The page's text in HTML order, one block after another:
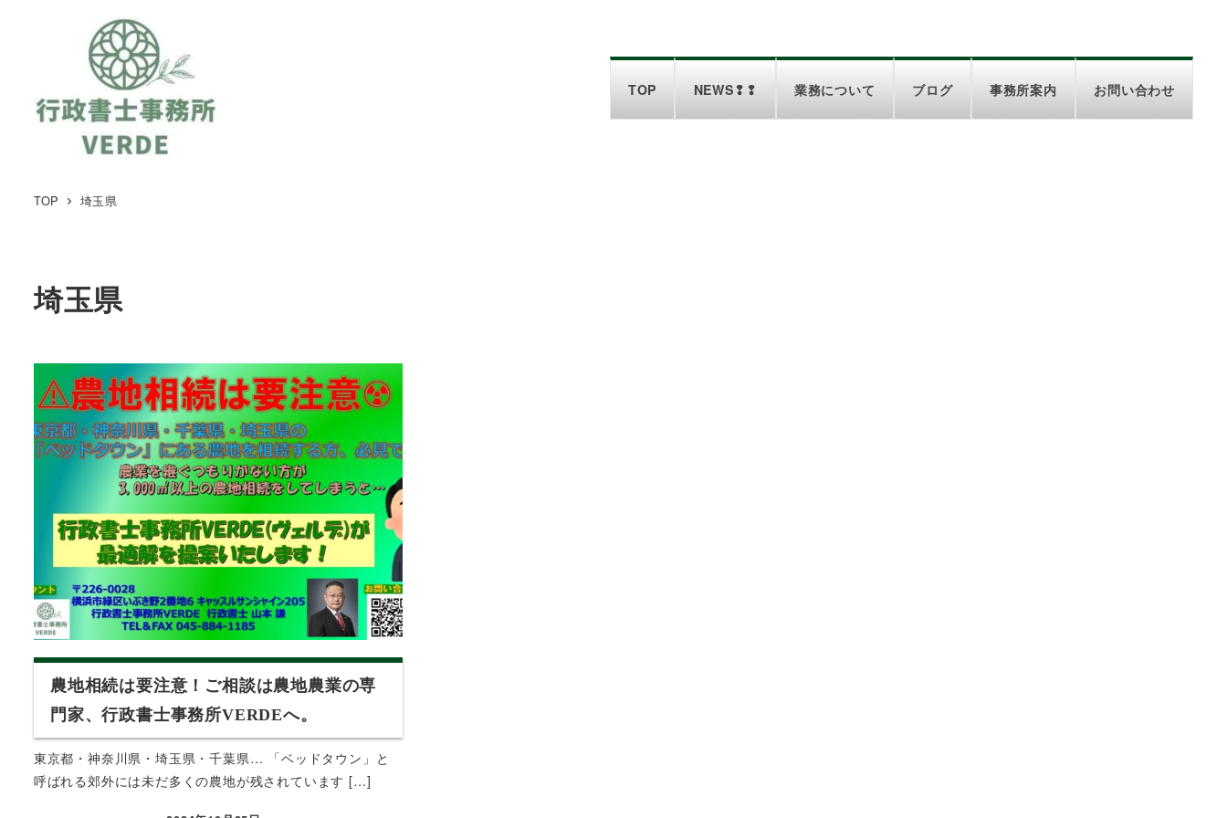
TOP NEWS❢❢ 業務について ブログ 事務所案内 お問い合わせ
TOP 埼玉県
埼玉県
農地相続は要注意！ご相談は農地農業の専
門家、行政書士事務所VERDEへ。
東京都・神奈川県・埼玉県・千葉県… 「ベッドタウン」と
呼ばれる郊外には未だ多くの農地が残されています […]